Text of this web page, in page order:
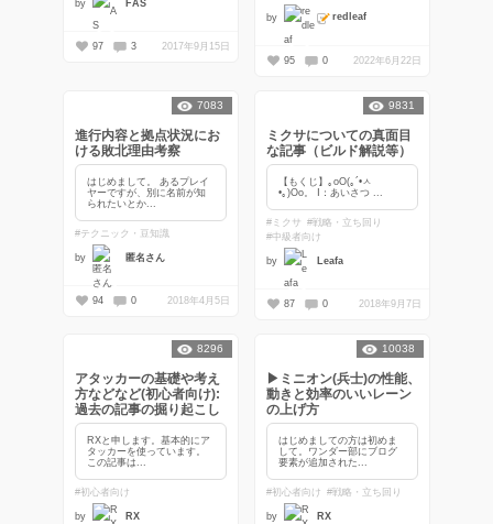
by FAS
97 3 2017年9月15日
by redleaf
95 0 2022年6月22日
進行内容と拠点状況にお
ける敗北理由考察
はじめまして。 あるプレイ
ヤーですが、別に名前が知
られたいとか...
#テクニック・豆知識
by 匿名さん
7083
94 0 2018年4月5日
ミクサについての真面目
な記事（ビルド解説等）
【もくじ】｡оО(｡´•ㅅ
•｡)Оо。 Ⅰ：あいさつ ...
#ミクサ #戦略・立ち回り
#中級者向け
by Leafa
9831
87 0 2018年9月7日
アタッカーの基礎や考え
方などなど(初心者向け):
過去の記事の掘り起こし
RXと申します。基本的にア
タッカーを使っています。
この記事は...
#初心者向け
by RX
8296
▶ミニオン(兵士)の性能、
動きと効率のいいレーン
の上げ方
はじめましての方は初めま
して。ワンダー部にブログ
要素が追加された...
#初心者向け #戦略・立ち回り
by RX
10038